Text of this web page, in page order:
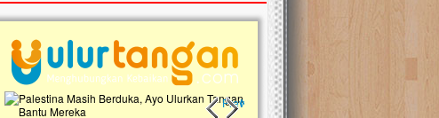
Previous slide
Next slide